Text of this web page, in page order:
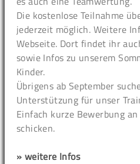
Die kostenlose Teilnahme
jederzeit möglich. Weitere
Webseite. Dort findet ihr
sowie Infos zu unserem
Kinder.
Übrigens ab September
Unterstützung für unser
Einfach kurze Bewerbung
schicken.
» weitere Infos